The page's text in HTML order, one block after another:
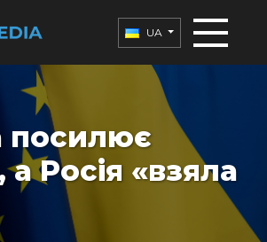
UA
посилює
а Росія «взяла